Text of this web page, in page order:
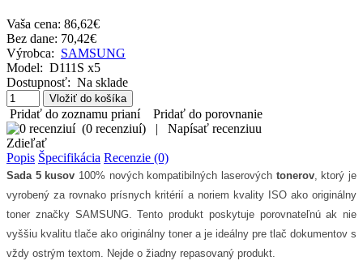
Vaša cena: 86,62€
Bez dane: 70,42€
Výrobca: SAMSUNG
Model: D111S x5
Dostupnosť: Na sklade
Pridať do zoznamu prianí
Pridať do porovnanie
(0 recenziuí) |
Napísať recenziuu
Zdieľať
Popis Špecifikácia Recenzie (0)
Sada 5 kusov 100% nových kompatibilných laserových tonerov, ktorý je
vyrobený za rovnako prísnych kritérií a noriem kvality ISO ako originálny
toner značky SAMSUNG. Tento produkt poskytuje porovnateľnú ak nie
vyššiu kvalitu tlače ako originálny toner a je ideálny pre tlač dokumentov s
vždy ostrým textom. Nejde o žiadny repasovaný produkt.